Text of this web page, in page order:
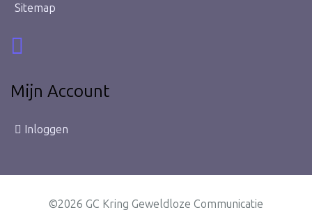
Sitemap
Mijn Account
Inloggen
©2026 GC Kring Geweldloze Communicatie